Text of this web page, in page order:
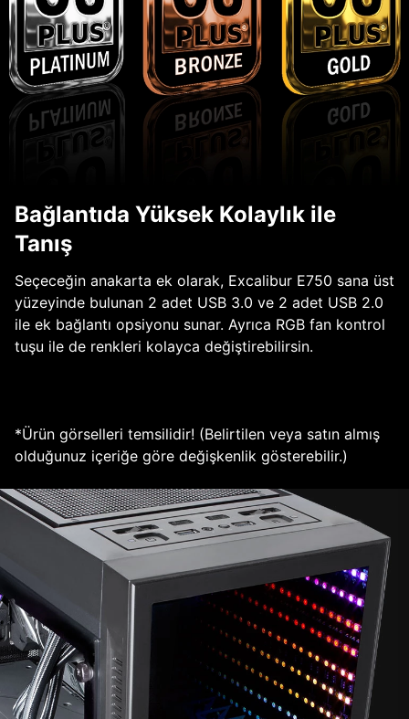
Bağlantıda Yüksek Kolaylık ile
Tanış
Seçeceğin anakarta ek olarak, Excalibur E750 sana üst
yüzeyinde bulunan 2 adet USB 3.0 ve 2 adet USB 2.0
ile ek bağlantı opsiyonu sunar. Ayrıca RGB fan kontrol
tuşu ile de renkleri kolayca değiştirebilirsin.
*Ürün görselleri temsilidir! (Belirtilen veya satın almış
olduğunuz içeriğe göre değişkenlik gösterebilir.)